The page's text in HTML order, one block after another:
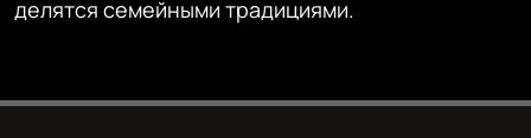
720p 1080p
делятся семейными традициями.